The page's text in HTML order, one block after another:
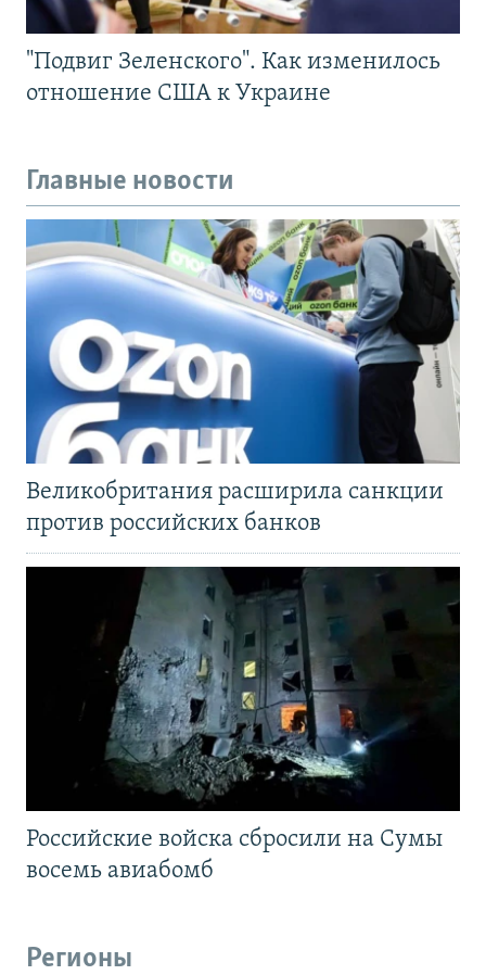
"Подвиг Зеленского". Как изменилось
отношение США к Украине
Главные новости
Великобритания расширила санкции
против российских банков
Российские войска сбросили на Сумы
восемь авиабомб
Регионы